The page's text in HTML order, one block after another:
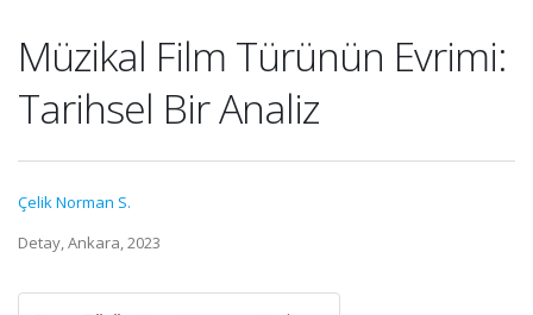
Müzikal Film Türünün Evrimi:
Tarihsel Bir Analiz
Çelik Norman S.
Detay, Ankara, 2023